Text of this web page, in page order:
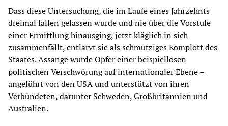
Dass diese Untersuchung, die im Laufe eines Jahrzehnts
dreimal fallen gelassen wurde und nie über die Vorstufe
einer Ermittlung hinausging, jetzt kläglich in sich
zusammenfällt, entlarvt sie als schmutziges Komplott des
Staates. Assange wurde Opfer einer beispiellosen
politischen Verschwörung auf internationaler Ebene –
angeführt von den USA und unterstützt von ihren
Verbündeten, darunter Schweden, Großbritannien und
Australien.